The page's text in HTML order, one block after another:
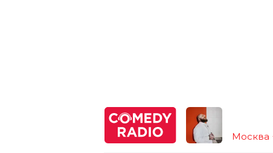
Москва